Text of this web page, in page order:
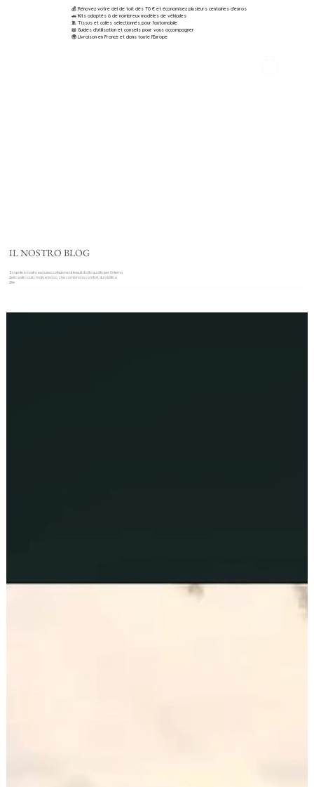
💰 Rénovez votre ciel de toit dès 70 € et économisez plusieurs centaines d'euros
🚗 Kits adaptés à de nombreux modèles de véhicules
🧵 Tissus et colles sélectionnés pour l'automobile
📖 Guides d'utilisation et conseils pour vous accompagner
🌍 Livraison en France et dans toute l'Europe
IL NOSTRO BLOG
Scoprite la nostra esclusiva collezione di tessuti di alta qualità per l'interno
della vostra auto, moto e barca, che combinano comfort, durabilità e
stile.